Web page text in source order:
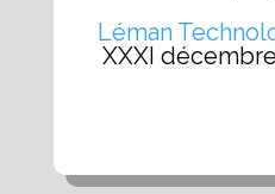
Léman
XXXI